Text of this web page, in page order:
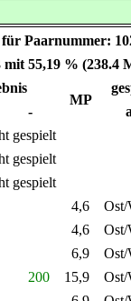
für Paarnummer:
mit 55,19 % (238.4
MP
-
gespielt
gespielt
gespielt
4,6
4,6
6,9
200 15,9